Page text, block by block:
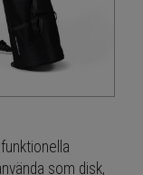
som disk,